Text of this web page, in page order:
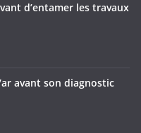
d’entamer les travaux
avant son diagnostic